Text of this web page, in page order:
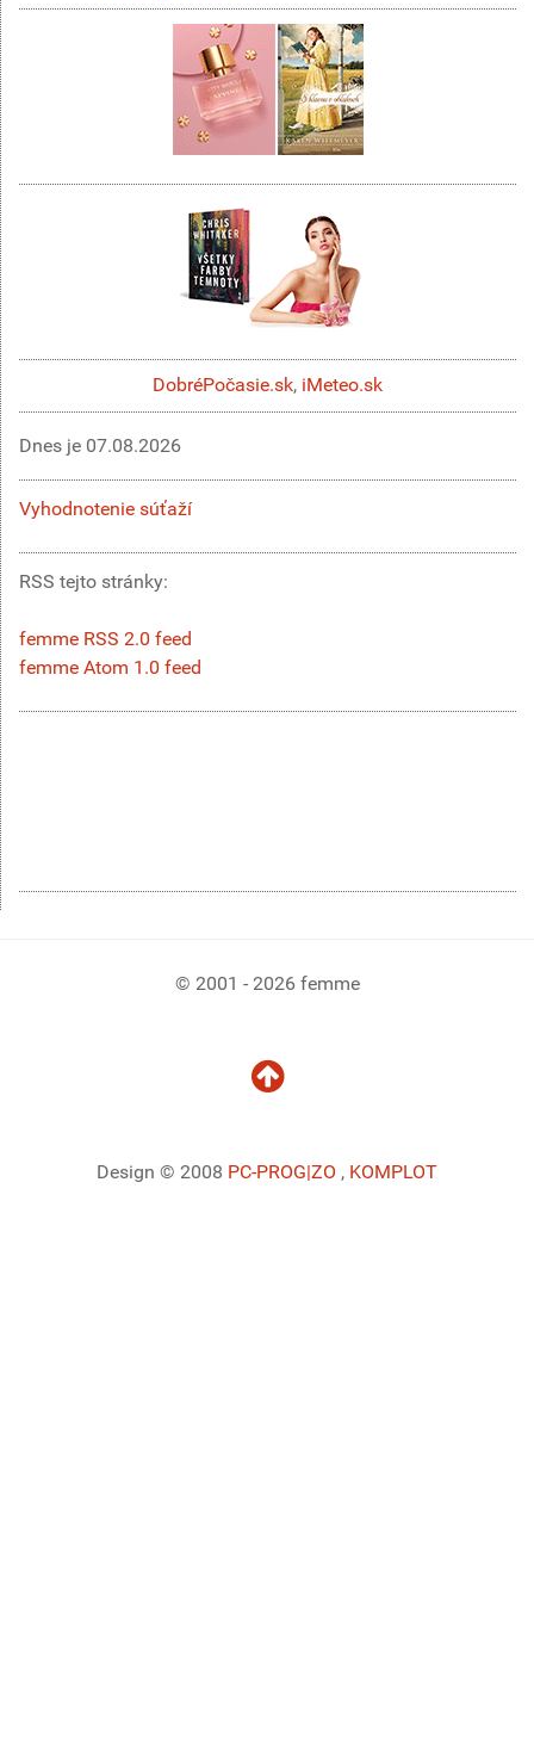
DobréPočasie.sk, iMeteo.sk
Dnes je 07.08.2026
Vyhodnotenie súťaží
RSS tejto stránky:
femme RSS 2.0 feed
femme Atom 1.0 feed
© 2001 - 2026 femme
Design © 2008 PC-PROG|ZO , KOMPLOT